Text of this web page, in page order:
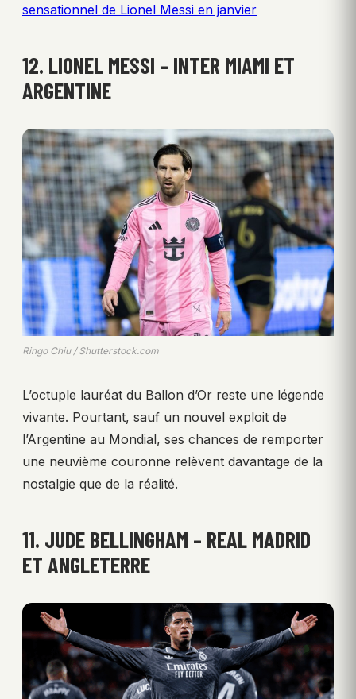
sensationnel de Lionel Messi en janvier
12. LIONEL MESSI – INTER MIAMI ET
ARGENTINE
Ringo Chiu / Shutterstock.com
L’octuple lauréat du Ballon d’Or reste une légende
vivante. Pourtant, sauf un nouvel exploit de
l’Argentine au Mondial, ses chances de remporter
une neuvième couronne relèvent davantage de la
nostalgie que de la réalité.
11. JUDE BELLINGHAM – REAL MADRID
ET ANGLETERRE